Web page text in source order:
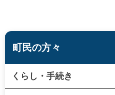
町民の方々
くらし・手続き